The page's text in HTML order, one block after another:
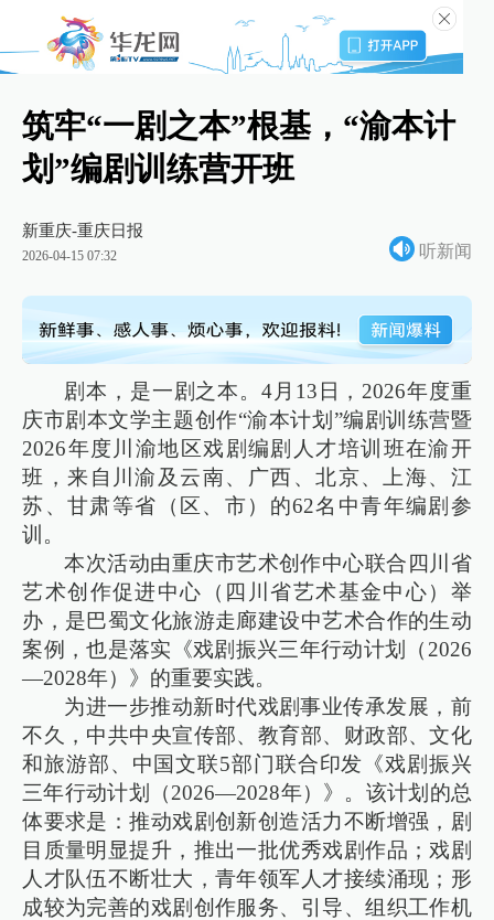
筑牢“一剧之本”根基，“渝本计
划”编剧训练营开班
新重庆-重庆日报
2026-04-15 07:32 听新闻
剧本，是一剧之本。4月13日，2026年度重
庆市剧本文学主题创作“渝本计划”编剧训练营暨
2026年度川渝地区戏剧编剧人才培训班在渝开
班，来自川渝及云南、广西、北京、上海、江
苏、甘肃等省（区、市）的62名中青年编剧参
训。
本次活动由重庆市艺术创作中心联合四川省
艺术创作促进中心（四川省艺术基金中心）举
办，是巴蜀文化旅游走廊建设中艺术合作的生动
案例，也是落实《戏剧振兴三年行动计划（2026
—2028年）》的重要实践。
为进一步推动新时代戏剧事业传承发展，前
不久，中共中央宣传部、教育部、财政部、文化
和旅游部、中国文联5部门联合印发《戏剧振兴
三年行动计划（2026—2028年）》。该计划的总
体要求是：推动戏剧创新创造活力不断增强，剧
目质量明显提升，推出一批优秀戏剧作品；戏剧
人才队伍不断壮大，青年领军人才接续涌现；形
成较为完善的戏剧创作服务、引导、组织工作机